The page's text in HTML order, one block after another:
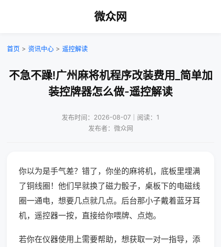
微众网
首页 > 资讯中心 > 遥控解读
不急不躁!广州麻将机程序改装费用_简单加
装控牌器怎么做-遥控解读
发布时间：2026-08-07｜阅读：1
发布者：微众网
你以为是手气差？错了，你坐的麻将机，底板里埋满
了铜线圈！他们早就换了磁力骰子，桌板下的电磁线
圈一通电，想要几点就几点。后台那小子戴着蓝牙耳
机，遥控器一按，直接给你喂牌、点炮。
若你在仪器使用上需要帮助，想获取一对一指导，添